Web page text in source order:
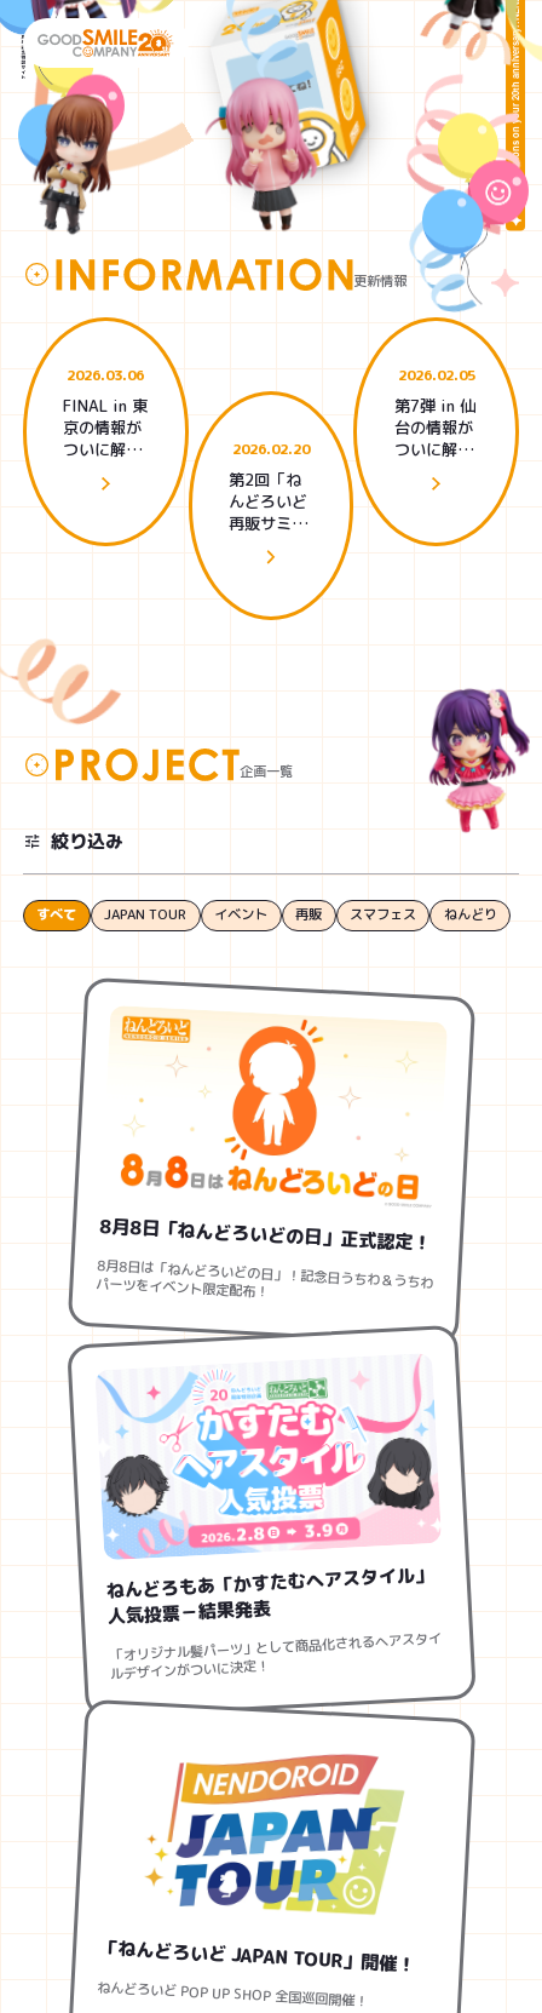
Congratulations on your 20th anniversary!:NENDOROID-
更新情報
2026.03.06
FINAL in 東
京の情報が
ついに解
2026.02.20
第2回「ね
んどろいど
再販サミッ
ト」結果発
2026.02.05
第7弾 in 仙
台の情報が
ついに解
企画一覧
絞り込み
すべて JAPAN TOUR イベント 再販 スマフェス ねんどり
8月8日「ねんどろいどの日」正式認定！
8月8日は「ねんどろいどの日」！記念日うちわ＆うちわパーツをイベント限定配布！
ねんどろもあ「かすたむヘアスタイル」
人気投票－結果発表
「オリジナル髪パーツ」として商品化されるヘアスタイ
ルデザインがついに決定！
「ねんどろいど JAPAN TOUR」開催！
ねんどろいど POP UP SHOP 全国巡回開催！